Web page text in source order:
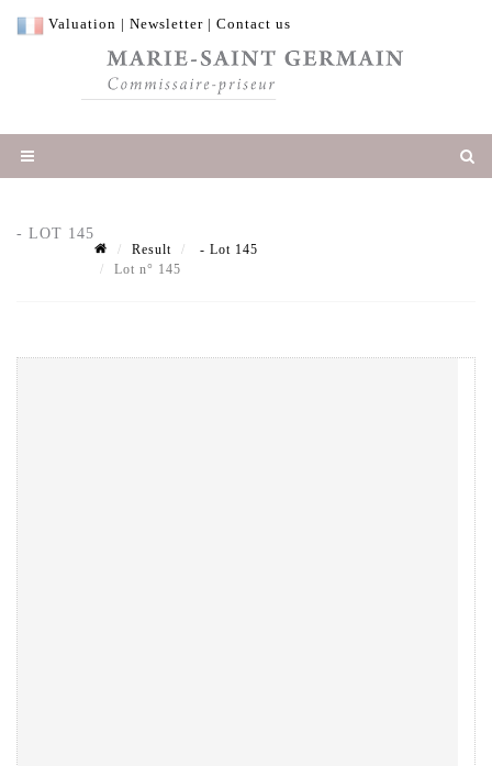
Valuation | Newsletter | Contact us
- LOT 145
Result
- Lot 145
Lot n° 145